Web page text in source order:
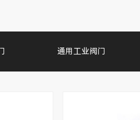
通用工业阀门